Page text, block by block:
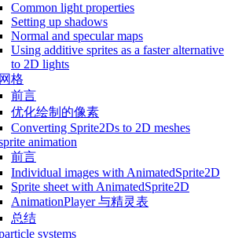
Common light properties
Setting up shadows
Normal and specular maps
Using additive sprites as a faster alternative
to 2D lights
格
前言
优化绘制的像素
Converting Sprite2Ds to 2D meshes
animation
前言
Individual images with AnimatedSprite2D
Sprite sheet with AnimatedSprite2D
AnimationPlayer 与精灵表
总结
systems